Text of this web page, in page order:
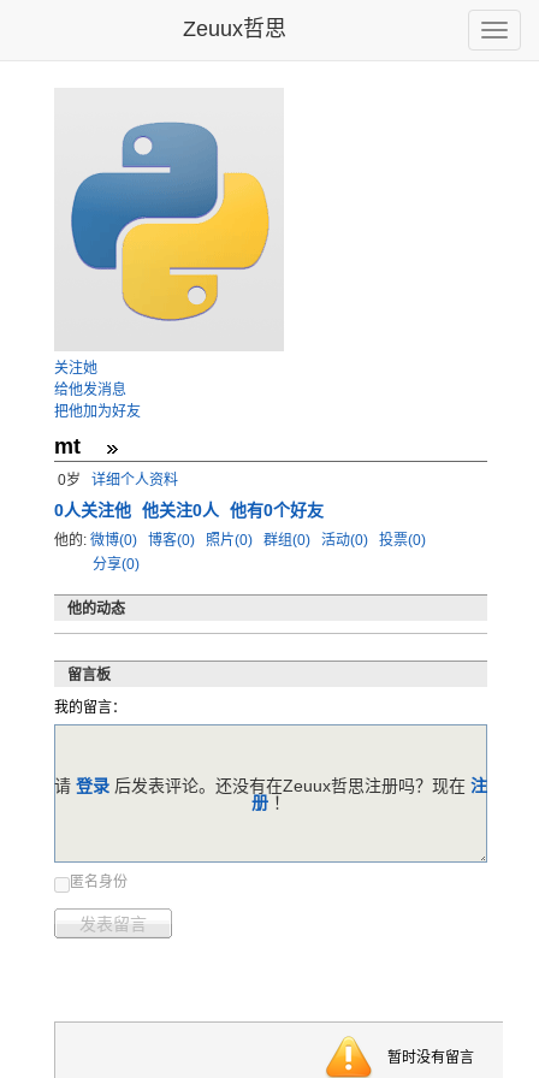
Toggle
Zeuux哲思
关注她
给他发消息
把他加为好友
mt
0岁 详细个人资料
0人关注他 他关注0人 他有0个好友
他的: 微博(0) 博客(0) 照片(0) 群组(0) 活动(0)
投票(0)
分享(0)
他的动态
留言板
我的留言：
匿名身份
发表留言
请 登录 后发表评论。还没有在Zeuux哲思注册吗？现在 注
册 ！
暂时没有留言